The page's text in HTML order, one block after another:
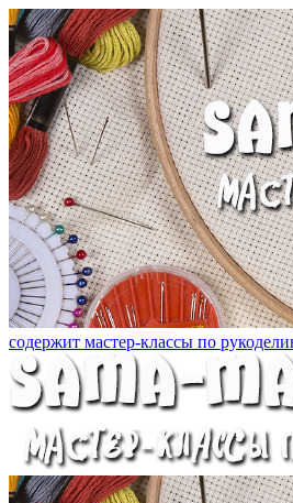
содержит мастер-классы по